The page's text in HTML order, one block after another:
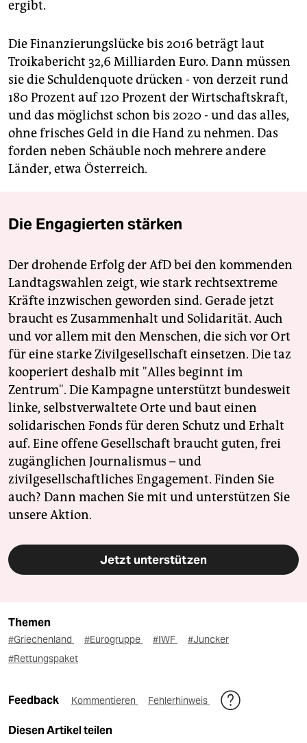
ergibt.
Die Finanzierungslücke bis 2016 beträgt laut
Troikabericht 32,6 Milliarden Euro. Dann müssen
sie die Schuldenquote drücken - von derzeit rund
180 Prozent auf 120 Prozent der Wirtschaftskraft,
und das möglichst schon bis 2020 - und das alles,
ohne frisches Geld in die Hand zu nehmen. Das
forden neben Schäuble noch mehrere andere
Länder, etwa Österreich.
Die Engagierten stärken
Der drohende Erfolg der AfD bei den kommenden
Landtagswahlen zeigt, wie stark rechtsextreme
Kräfte inzwischen geworden sind. Gerade jetzt
braucht es Zusammenhalt und Solidarität. Auch
und vor allem mit den Menschen, die sich vor Ort
für eine starke Zivilgesellschaft einsetzen. Die taz
kooperiert deshalb mit "Alles beginnt im
Zentrum". Die Kampagne unterstützt bundesweit
linke, selbstverwaltete Orte und baut einen
solidarischen Fonds für deren Schutz und Erhalt
auf. Eine offene Gesellschaft braucht guten, frei
zugänglichen Journalismus – und
zivilgesellschaftliches Engagement. Finden Sie
auch? Dann machen Sie mit und unterstützen Sie
unsere Aktion.
Jetzt unterstützen
Themen
#Griechenland #Eurogruppe #IWF
#Juncker
#Rettungspaket
Feedback Kommentieren Fehlerhinweis
Diesen Artikel teilen